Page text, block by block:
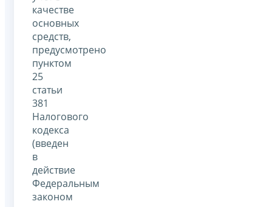
качестве
основных
средств,
предусмотрено
пунктом
25
статьи
381
Налогового
кодекса
(введен
в
действие
Федеральным
законом